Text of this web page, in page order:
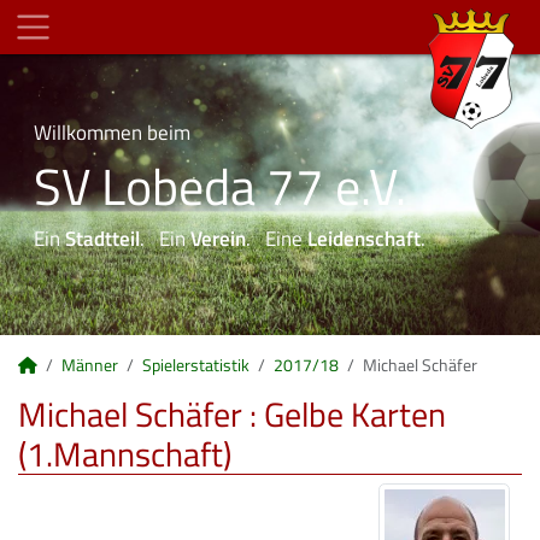
Willkommen beim
SV Lobeda 77 e.V.
EinStadtteil. EinVerein. EineLeidenschaft.
Männer Spielerstatistik 2017/18 Michael Schäfer
Michael Schäfer : Gelbe Karten
(1.Mannschaft)